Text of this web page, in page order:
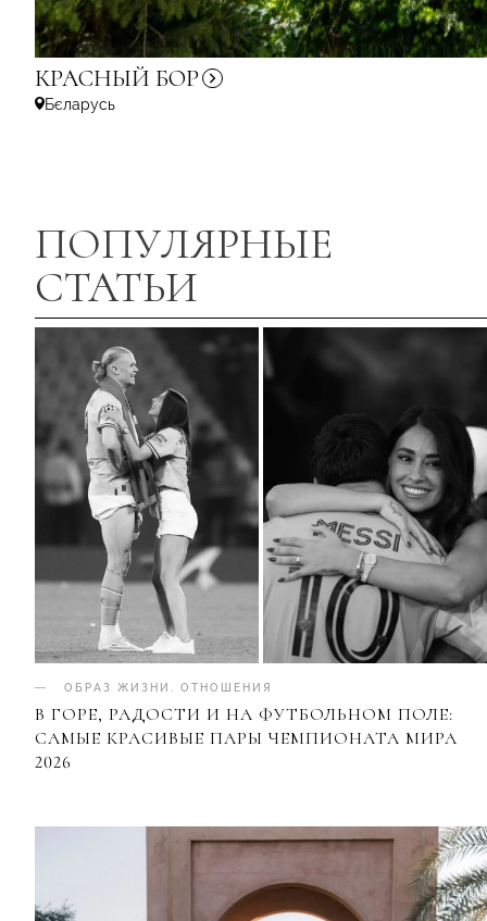
КРАСНЫЙ БОР
Бєларусь
ПОПУЛЯРНЫЕ
СТАТЬИ
ОБРАЗ ЖИЗНИ ОТНОШЕНИЯ
В ГОРЕ, РАДОСТИ И НА ФУТБОЛЬНОМ ПОЛЕ:
САМЫЕ КРАСИВЫЕ ПАРЫ ЧЕМПИОНАТА МИРА
2026